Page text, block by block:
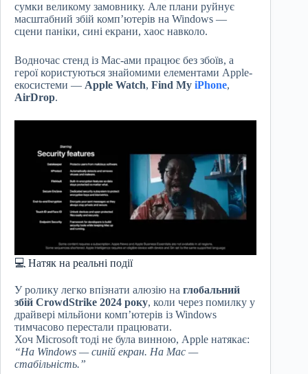
сумки великому замовнику. Але плани руйнує
масштабний збій комп’ютерів на Windows —
сцени паніки, сині екрани, хаос навколо.
Водночас стенд із Mac-ами працює без збоїв, а
герої користуються знайомими елементами Apple-
екосистеми — Apple Watch, Find My iPhone,
AirDrop.
💻 Натяк на реальні події
У ролику легко впізнати алюзію на глобальний
збій CrowdStrike 2024 року, коли через помилку у
драйвері мільйони комп’ютерів із Windows
тимчасово перестали працювати.
Хоч Microsoft тоді не була винною, Apple натякає:
“На Windows — синій екран. На Mac —
стабільність.”